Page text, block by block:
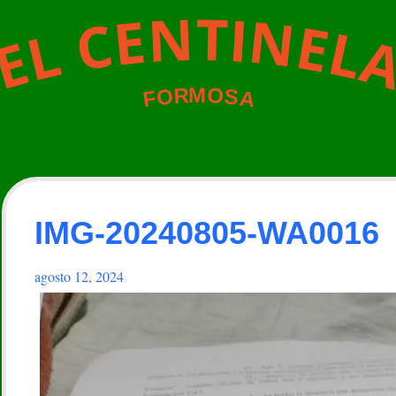
L CENTINELA
FORMOSA
IMG-20240805-WA0016
agosto 12, 2024